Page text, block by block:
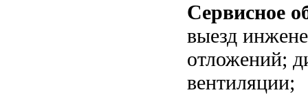
Сервисное
выезд
отложений;
вентиляции;